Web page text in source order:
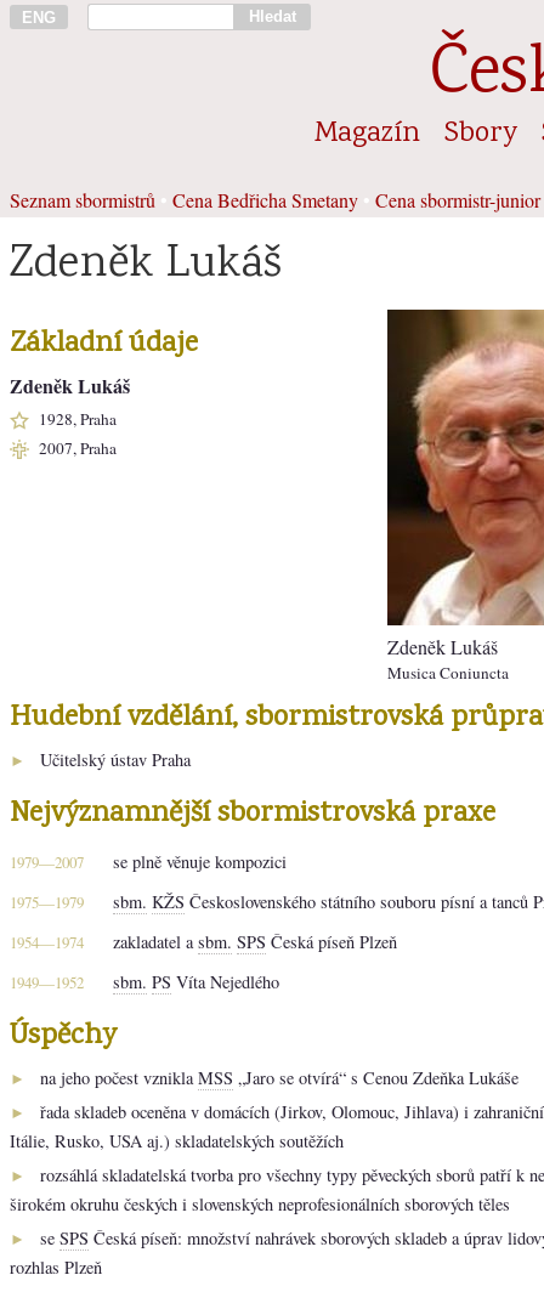
ENG Hledat
Magazín Sbory
Seznam sbormistrů Cena Bedřicha Smetany Cena sbormistr-junior
Zdeněk Lukáš
Zdeněk Lukáš
Musica Coniuncta
Základní údaje
Zdeněk Lukáš
1928, Praha
2007, Praha
Hudební vzdělání, sbormistrovská
► Učitelský ústav Praha
Nejvýznamnější sbormistrovská praxe
1979—2007 se plně věnuje kompozici
1975—1979 sbm. KŽS Československého státního souboru písní a tanců
1954—1974 zakladatel a sbm. SPS Česká píseň Plzeň
1949—1952 sbm. PS Víta Nejedlého
Úspěchy
► na jeho počest vznikla MSS „Jaro se otvírá“ s Cenou Zdeňka Lukáše
►
řada skladeb oceněna v domácích (Jirkov, Olomouc, Jihlava) i
Itálie, Rusko, USA aj.) skladatelských soutěžích
►
rozsáhlá skladatelská tvorba pro všechny typy pěveckých sborů patří k
širokém okruhu českých i slovenských neprofesionálních sborových těles
► se SPS Česká píseň: množství nahrávek sborových skladeb a úprav
rozhlas Plzeň